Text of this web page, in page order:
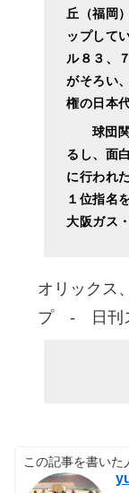
丘（福岡
ップして
ル８３、
がそろい
権の日本
球団
るし、面
に行われ
１位指名
大阪ガス
オリックス
プ - 日刊
この記事を書いた